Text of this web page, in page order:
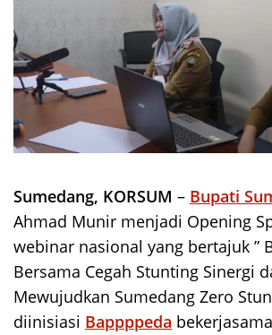
Sumedang, KORSUM – Bupati
Ahmad Munir menjadi Opening
webinar nasional yang bertajuk ”
Bersama Cegah Stunting Sinergi
Mewujudkan Sumedang Zero
diinisiasi Bappppeda